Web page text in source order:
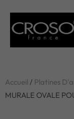
Accueil / Platines
MURALE OVALE